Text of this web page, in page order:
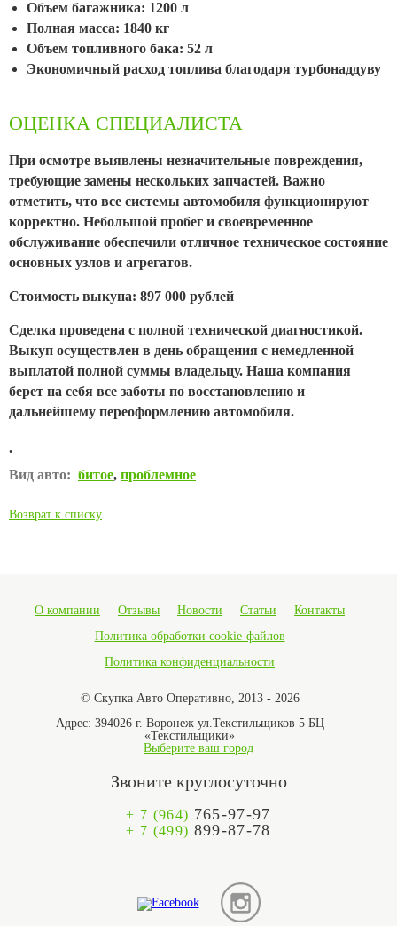
Объем багажника: 1200 л
Полная масса: 1840 кг
Объем топливного бака: 52 л
Экономичный расход топлива благодаря турбонаддуву
ОЦЕНКА СПЕЦИАЛИСТА
При осмотре выявлены незначительные повреждения,
требующие замены нескольких запчастей. Важно
отметить, что все системы автомобиля функционируют
корректно. Небольшой пробег и своевременное
обслуживание обеспечили отличное техническое состояние
основных узлов и агрегатов.
Стоимость выкупа: 897 000 рублей
Сделка проведена с полной технической диагностикой.
Выкуп осуществлен в день обращения с немедленной
выплатой полной суммы владельцу. Наша компания
берет на себя все заботы по восстановлению и
дальнейшему переоформлению автомобиля.
.
Вид авто: битое, проблемное
Возврат к списку
О компании Отзывы Новости Статьи
Контакты
Политика обработки cookie-файлов
Политика конфиденциальности
© Скупка Авто Оперативно, 2013 - 2026
Адрес: 394026 г. Воронеж ул.Текстильщиков 5 БЦ
«Текстильщики»
Выберите ваш город
Звоните круглосуточно
+ 7 (964) 765-97-97
+ 7 (499) 899-87-78